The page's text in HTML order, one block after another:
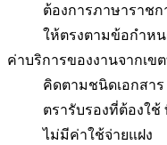
ต้องการภาษาราชก
ให้ตรงตามข้อกำห
ค่าบริการของงานจากเข
คิดตามชนิดเอกสา
ตรารับรองที่ต้องใช้
ไม่มีค่าใช้จ่ายแฝง